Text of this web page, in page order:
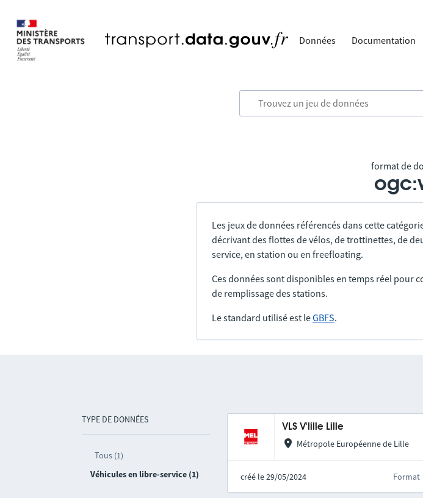
Données Documentation
format de
Les jeux de données référencés dans cette
décrivant des flottes de vélos, de trottinettes, de
service, en station ou en freefloating.
Ces données sont disponibles en temps réel pour
de remplissage des stations.
Le standard utilisé est leGBFS.
TYPE DE DONNÉES
Tous (1)
Véhicules en libre-service (1)
VLS V'lille Lille
Métropole Européenne de Lille
créé le 29/05/2024 Format